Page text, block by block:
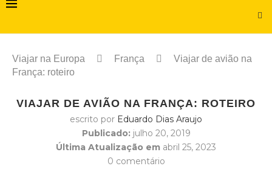
Viajar na Europa França
Viajar de avião na
França: roteiro
VIAJAR DE AVIÃO NA FRANÇA: ROTEIRO
escrito por Eduardo Dias Araujo
Publicado: julho 20, 2019
Última Atualização em abril 25, 2023
0 comentário